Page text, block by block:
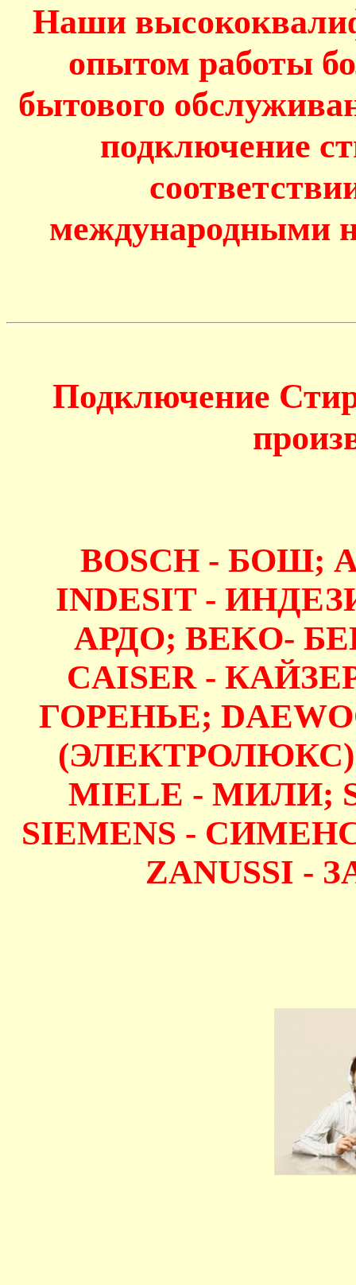
Наши
опытом работы
бытового
подключение
международными
Подключение
BOSCH - БОШ;
INDESIT -
АРДО; BEKO-
CAISER -
ГОРЕНЬЕ;
(ЭЛЕКТРОЛЮКС);
MIELE - МИЛИ;
SIEMENS -
ZANUSSI -